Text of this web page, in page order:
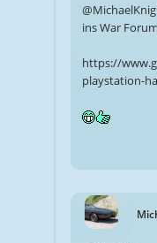
ins War
https://
playstation-